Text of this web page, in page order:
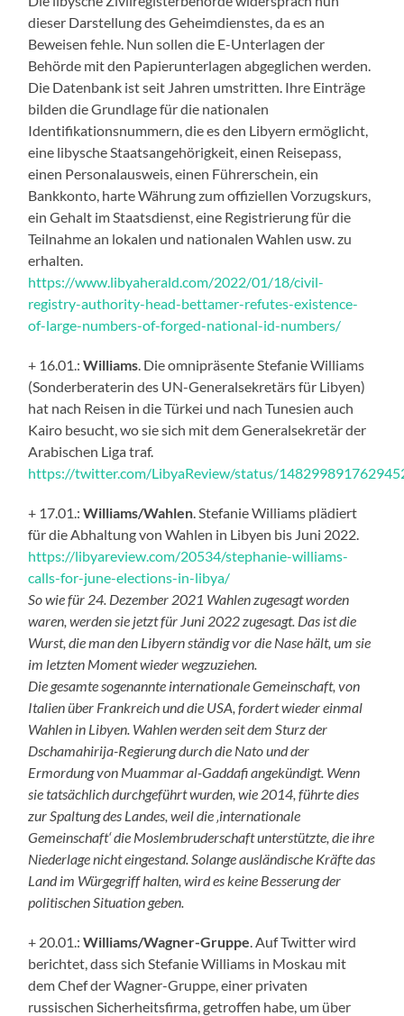
dieser Darstellung des Geheimdienstes, da es an
Beweisen fehle. Nun sollen die E-Unterlagen der
Behörde mit den Papierunterlagen abgeglichen werden.
Die Datenbank ist seit Jahren umstritten. Ihre Einträge
bilden die Grundlage für die nationalen
Identifikationsnummern, die es den Libyern ermöglicht,
eine libysche Staatsangehörigkeit, einen Reisepass,
einen Personalausweis, einen Führerschein, ein
Bankkonto, harte Währung zum offiziellen Vorzugskurs,
ein Gehalt im Staatsdienst, eine Registrierung für die
Teilnahme an lokalen und nationalen Wahlen usw. zu
erhalten.
https://www.libyaherald.com/2022/01/18/civil-
registry-authority-head-bettamer-refutes-existence-
of-large-numbers-of-forged-national-id-numbers/
+ 16.01.:Williams . Die omnipräsente Stefanie Williams
(Sonderberaterin des UN-Generalsekretärs für Libyen)
hat nach Reisen in die Türkei und nach Tunesien auch
Kairo besucht, wo sie sich mit dem Generalsekretär der
Arabischen Liga traf.
https://twitter.com/LibyaReview/status/
+ 17.01.:Williams/Wahlen . Stefanie Williams plädiert
für die Abhaltung von Wahlen in Libyen bis Juni 2022.
https://libyareview.com/20534/stephanie-williams-
calls-for-june-elections-in-libya/
So wie für 24. Dezember 2021 Wahlen zugesagt worden
waren, werden sie jetzt für Juni 2022 zugesagt. Das ist die
Wurst, die man den Libyern ständig vor die Nase hält, um sie
im letzten Moment wieder wegzuziehen.
Die gesamte sogenannte internationale Gemeinschaft, von
Italien über Frankreich und die USA, fordert wieder einmal
Wahlen in Libyen. Wahlen werden seit dem Sturz der
Dschamahirija-Regierung durch die Nato und der
Ermordung von Muammar al-Gaddafi angekündigt. Wenn
sie tatsächlich durchgeführt wurden, wie 2014, führte dies
zur Spaltung des Landes, weil die ‚internationale
Gemeinschaft‘ die Moslembruderschaft unterstützte, die ihre
Niederlage nicht eingestand. Solange ausländische Kräfte das
Land im Würgegriff halten, wird es keine Besserung der
politischen Situation geben.
+ 20.01.:Williams/Wagner-Gruppe . Auf Twitter wird
berichtet, dass sich Stefanie Williams in Moskau mit
dem Chef der Wagner-Gruppe, einer privaten
russischen Sicherheitsfirma, getroffen habe, um über